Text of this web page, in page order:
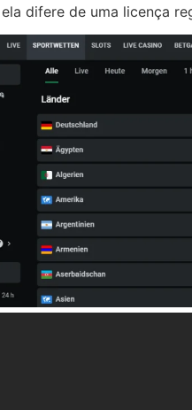
difere de uma licença